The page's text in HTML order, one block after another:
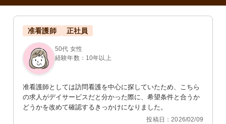
准看護師 正社員
50代 女性
経験年数：10年以上
准看護師としては訪問看護を中心に探していたため、こちら
の求人がデイサービスだと分かった際に、希望条件と合うか
どうかを改めて確認するきっかけになりました。
投稿日：2026/02/09